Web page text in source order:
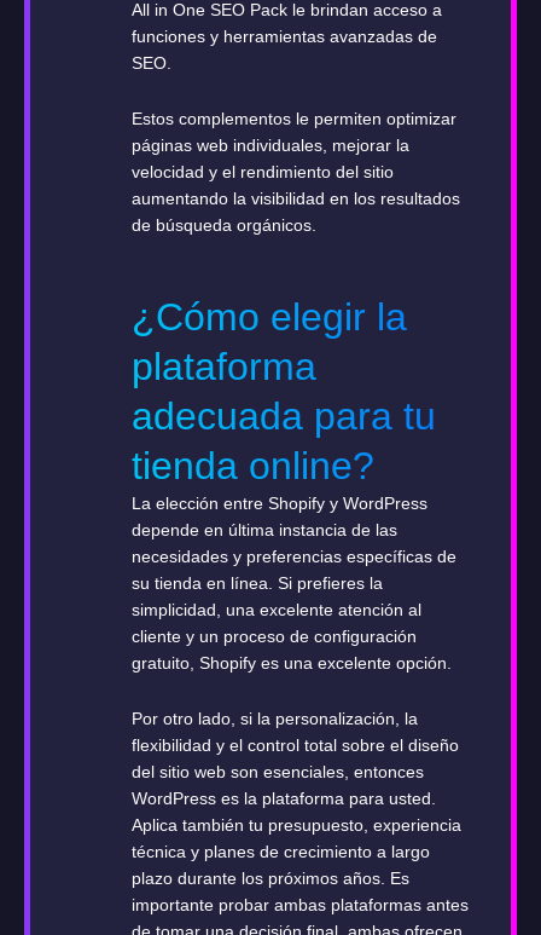
All in One SEO Pack le brindan acceso a
funciones y herramientas avanzadas de
SEO.
Estos complementos le permiten optimizar
páginas web individuales, mejorar la
velocidad y el rendimiento del sitio
aumentando la visibilidad en los resultados
de búsqueda orgánicos.
¿Cómo elegir la
plataforma
adecuada para tu
tienda online?
La elección entre Shopify y WordPress
depende en última instancia de las
necesidades y preferencias específicas de
su tienda en línea. Si prefieres la
simplicidad, una excelente atención al
cliente y un proceso de configuración
gratuito, Shopify es una excelente opción.
Por otro lado, si la personalización, la
flexibilidad y el control total sobre el diseño
del sitio web son esenciales, entonces
WordPress es la plataforma para usted.
Aplica también tu presupuesto, experiencia
técnica y planes de crecimiento a largo
plazo durante los próximos años. Es
importante probar ambas plataformas antes